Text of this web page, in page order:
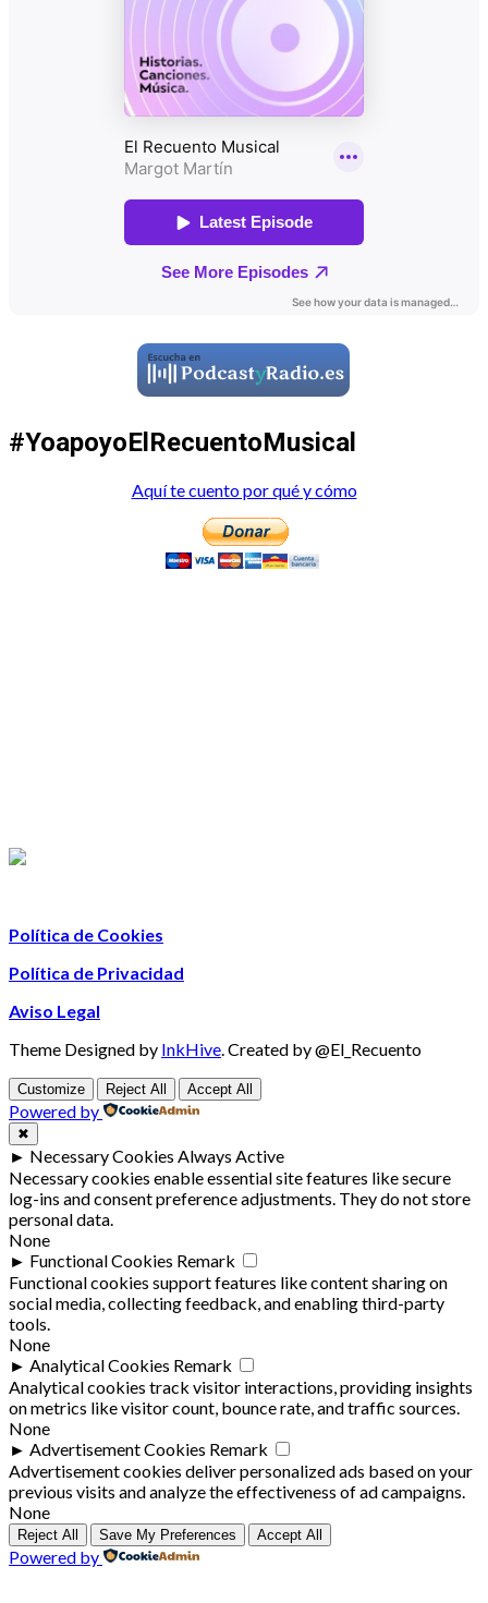
#YoapoyoElRecuentoMusical
Aquí te cuento por qué y cómo
Política de Cookies
Política de Privacidad
Aviso Legal
Theme Designed by InkHive Created by @El_Recuento
Customize Reject All Accept All
Powered by
✖
► Necessary Cookies Always Active
Necessary cookies enable essential site features like secure
log-ins and consent preference adjustments. They do not store
personal data.
None
► Functional Cookies Remark
Functional cookies support features like content sharing on
social media, collecting feedback, and enabling third-party
tools.
None
► Analytical Cookies Remark
Analytical cookies track visitor interactions, providing insights
on metrics like visitor count, bounce rate, and traffic sources.
None
► Advertisement Cookies Remark
Advertisement cookies deliver personalized ads based on your
previous visits and analyze the effectiveness of ad campaigns.
None
Reject All Save My Preferences Accept All
Powered by